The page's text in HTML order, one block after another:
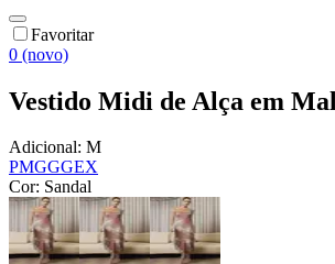
Favoritar
0 (novo)
Vestido Midi de Alça em
Adicional: M
PMGGGEX
Cor: Sandal